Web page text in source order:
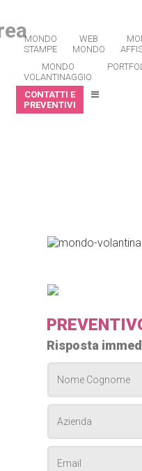
MONDO
STAMPE
WEB
MONDO
MONDO
VOLANTINAGGIO
CONTATTI E
PREVENTIVI
Risposta